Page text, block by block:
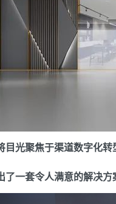
目光聚焦于渠道数字化转
一套令人满意的解决方